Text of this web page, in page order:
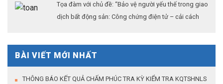
Tọa đàm với chủ đề: “Bảo vệ người yếu thế trong giao
dịch bất động sản: Công chứng điện tử – cải cách
BÀI VIẾT MỚI NHẤT
THÔNG BÁO KẾT QUẢ CHẤM PHÚC TRA KỲ KIỂM TRA KQTSHNLS